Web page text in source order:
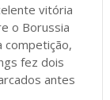
vitória
o Borussia
competição,
fez dois
antes